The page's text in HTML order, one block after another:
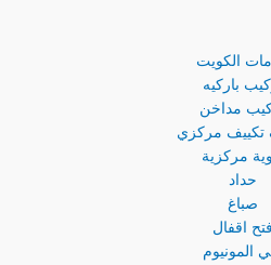
الكويت
باركيه
مداخن
تكييف مركزي
مركزية
حداد
صباغ
فتح اقفال
المونيوم